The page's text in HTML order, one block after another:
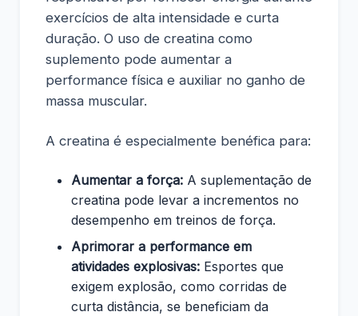
exercícios de alta intensidade e curta
duração. O uso de creatina como
suplemento pode aumentar a
performance física e auxiliar no ganho de
massa muscular.
A creatina é especialmente benéfica para:
Aumentar a força: A suplementação de
creatina pode levar a incrementos no
desempenho em treinos de força.
Aprimorar a performance em
atividades explosivas: Esportes que
exigem explosão, como corridas de
curta distância, se beneficiam da